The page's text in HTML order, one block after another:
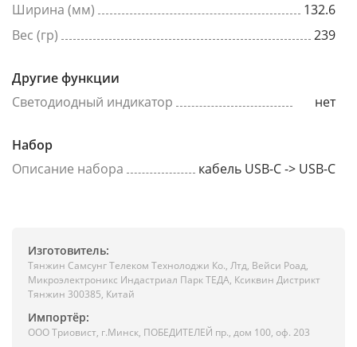
Ширина (мм)
132.6
Вес (гр)
239
Другие функции
Светодиодный индикатор
нет
Набор
Описание набора
кабель USB-C -> USB-C
Изготовитель:
Тянжин Самсунг Телеком Технолоджи Ко., Лтд, Вейси Роад,
Микроэлектроникс Индастриал Парк ТЕДА, Ксиквин Дистрикт
Тянжин 300385, Китай
Импортёр:
ООО Триовист, г.Минск, ПОБЕДИТЕЛЕЙ пр., дом 100, оф. 203